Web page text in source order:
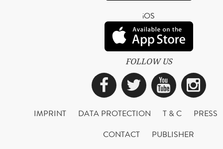
iOS
FOLLOW US
Facebook
Twitter
IMPRINT DATA PROTECTION T & C
PRESS
CONTACT
PUBLISHER